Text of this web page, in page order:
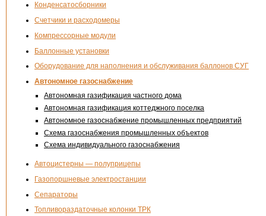
Конденсатосборники
Счетчики и расходомеры
Компрессорные модули
Баллонные установки
Оборудование для наполнения и обслуживания баллонов СУГ
Автономное газоснабжение
Автономная газификация частного дома
Автономная газификация коттеджного поселка
Автономное газоснабжение промышленных предприятий
Схема газоснабжения промышленных объектов
Схема индивидуального газоснабжения
Автоцистерны — полуприцепы
Газопоршневые электростанции
Сепараторы
Топливораздаточные колонки ТРК